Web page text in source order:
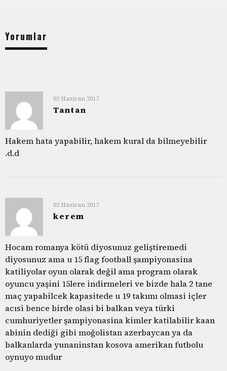
Yorumlar
02 Haziran 2017
Tantan
Hakem hata yapabilir, hakem kural da bilmeyebilir
.d.d
02 Haziran 2017
kerem
Hocam romanya kötü diyosunuz geliştiremedi
diyosunuz ama u 15 flag football şampiyonasina
katiliyolar oyun olarak değil ama program olarak
oyuncu yaşini 15lere indirmeleri ve bizde hala 2 tane
maç yapabilcek kapasitede u 19 takımı olmasi içler
acısi bence birde olasi bi balkan veya türki
cumhuriyetler şampiyonasina kimler katilabilir kaan
abinin dediği gibi moğolistan azerbaycan ya da
balkanlarda yunaninstan kosova amerikan futbolu
oynuyo mudur